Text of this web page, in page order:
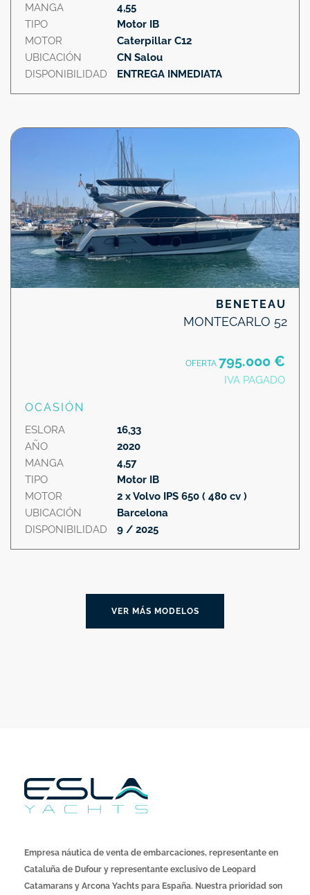
MANGA
TIPO
MOTOR
UBICACIÓN
DISPONIBILIDAD
4,55
Motor IB
Caterpillar C12
CN Salou
ENTREGA INMEDIATA
BENETEAU
MONTECARLO 52
OFERTA 795.000 €
IVA PAGADO
OCASIÓN
ESLORA
AÑO
MANGA
TIPO
MOTOR
UBICACIÓN
DISPONIBILIDAD
16,33
2020
4,57
Motor IB
2 x Volvo IPS 650 ( 480 cv )
Barcelona
9 / 2025
VER MÁS MODELOS
Empresa náutica de venta de embarcaciones, representante en
Cataluña de Dufour y representante exclusivo de Leopard
Catamarans y Arcona Yachts para España. Nuestra prioridad son